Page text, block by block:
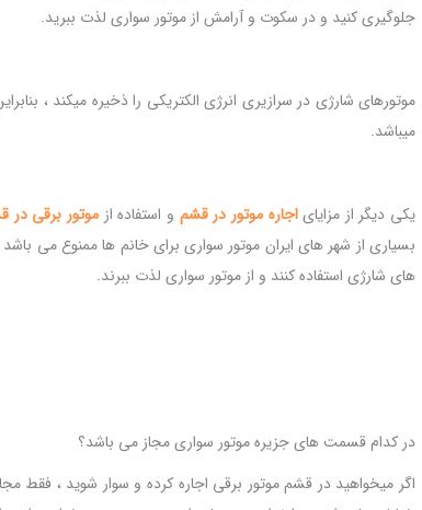
جلوگیری کنید و در سکوت و آرامش از موتور سواری لذت ببرید.
موتورهای شارژی در سرازیری انرژی الکتریکی را ذخیره میکند ،
میباشد.
یکی دیگر از مزایایاجاره موتور در قشم و استفاده ازموتور برقی در
بسیاری از شهر های ایران موتور سواری برای خانم ها ممنوع می باشد
های شارژی استفاده کنند و از موتور سواری لذت ببرند.
در کدام قسمت های جزیره موتور سواری مجاز می باشد؟
اگر میخواهید در قشم موتور برقی اجاره کرده و سوار شوید ، فقط